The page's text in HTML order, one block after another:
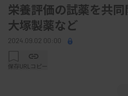
栄養評価の試薬を共
大塚製薬など
2024.09.02 00:00
保存URLコピー